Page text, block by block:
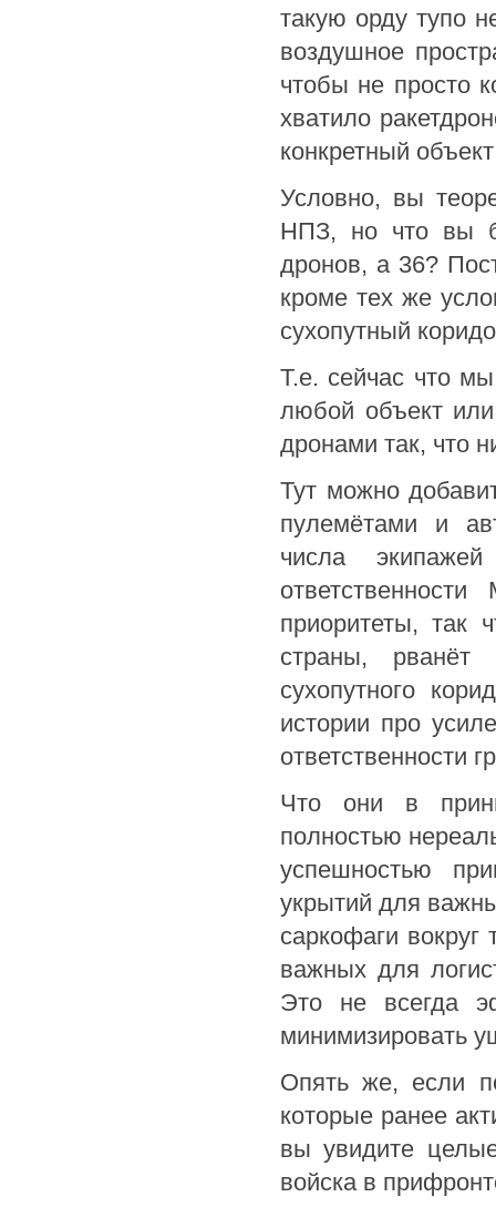
такую орду тупо
воздушное
чтобы не просто
хватило
конкретный
Условно, вы
НПЗ, но что вы
дронов, а 36?
кроме тех же
сухопутный
Т.е. сейчас что
любой объект
дронами так, что
Тут можно
пулемётами и
числа
приоритеты, так
страны, рванёт
сухопутного
истории про
ответственности
Что они в
полностью
успешностью
укрытий для
саркофаги
важных для
Это не всегда
минимизировать
Опять же, если
которые ранее
вы увидите
войска в